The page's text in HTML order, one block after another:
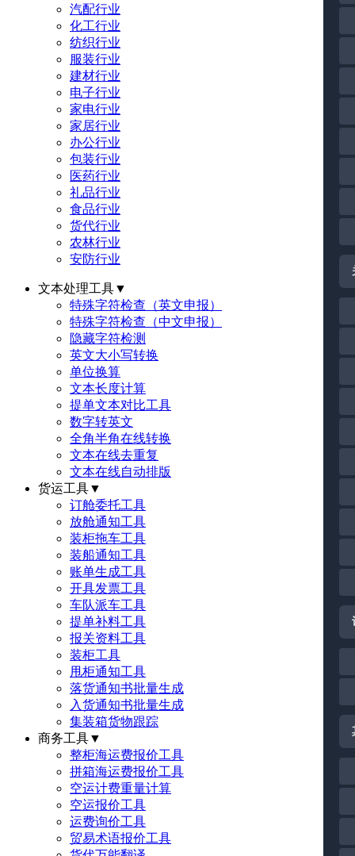
汽配行业
化工行业
纺织行业
服装行业
建材行业
电子行业
家电行业
家居行业
办公行业
包装行业
医药行业
礼品行业
食品行业
货代行业
农林行业
安防行业
文本处理工具▼
特殊字符检查（英文申报）
特殊字符检查（中文申报）
隐藏字符检测
英文大小写转换
单位换算
文本长度计算
提单文本对比工具
数字转英文
全角半角在线转换
文本在线去重复
文本在线自动排版
货运工具▼
订舱委托工具
放舱通知工具
装柜拖车工具
装船通知工具
账单生成工具
开具发票工具
车队派车工具
提单补料工具
报关资料工具
装柜工具
甩柜通知工具
落货通知书批量生成
入货通知书批量生成
集装箱货物跟踪
商务工具▼
整柜海运费报价工具
拼箱海运费报价工具
空运计费重量计算
空运报价工具
运费询价工具
贸易术语报价工具